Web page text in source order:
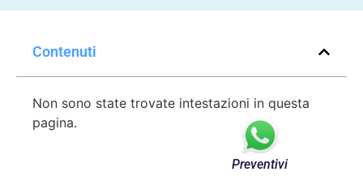
Contenuti
Non sono state trovate intestazioni in questa
pagina.
Preventivi